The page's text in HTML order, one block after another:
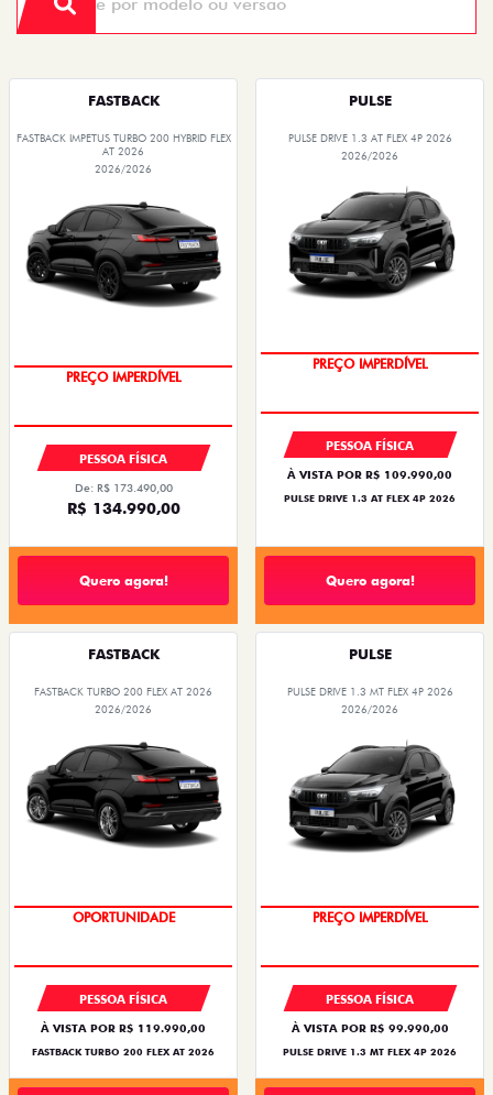
FASTBACK
FASTBACK IMPETUS TURBO 200 HYBRID FLEX
AT 2026
2026/2026
PREÇO IMPERDÍVEL
PESSOA FÍSICA
De: R$ 173.490,00
R$ 134.990,00
Quero agora!
PULSE
PULSE DRIVE 1.3 AT FLEX 4P 2026
2026/2026
PREÇO IMPERDÍVEL
PESSOA FÍSICA
À VISTA POR R$ 109.990,00
PULSE DRIVE 1.3 AT FLEX 4P 2026
Quero agora!
FASTBACK
FASTBACK TURBO 200 FLEX AT 2026
2026/2026
OPORTUNIDADE
PESSOA FÍSICA
À VISTA POR R$ 119.990,00
FASTBACK TURBO 200 FLEX AT 2026
PULSE
PULSE DRIVE 1.3 MT FLEX 4P 2026
2026/2026
PREÇO IMPERDÍVEL
PESSOA FÍSICA
À VISTA POR R$ 99.990,00
PULSE DRIVE 1.3 MT FLEX 4P 2026